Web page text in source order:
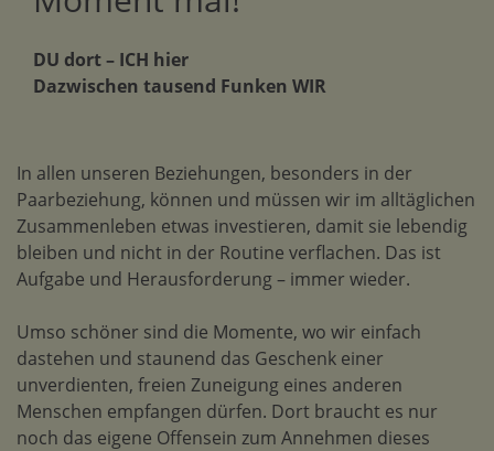
DU dort – ICH hier
Dazwischen tausend Funken WIR
In allen unseren Beziehungen, besonders in der
Paarbeziehung, können und müssen wir im alltäglichen
Zusammenleben etwas investieren, damit sie lebendig
bleiben und nicht in der Routine verflachen. Das ist
Aufgabe und Herausforderung – immer wieder.
Umso schöner sind die Momente, wo wir einfach
dastehen und staunend das Geschenk einer
unverdienten, freien Zuneigung eines anderen
Menschen empfangen dürfen. Dort braucht es nur
noch das eigene Offensein zum Annehmen dieses